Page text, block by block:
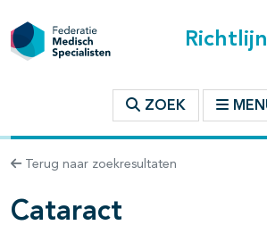
ZOEK
Terug naar zoekresultaten
Cataract
binnen deze richtlijn